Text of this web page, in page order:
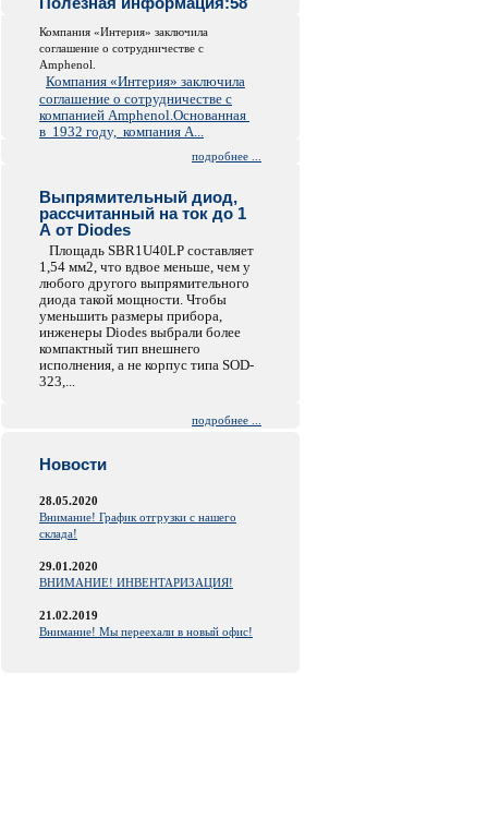
Компания «Интерия» заключила
соглашение о сотрудничестве c
Amphenol.
Компания «Интерия» заключила
соглашение о сотрудничестве с
компанией Amphenol.Основанная
в 1932 году, компания A...
подробнее ...
Выпрямительный диод,
рассчитанный на ток до 1
А от Diodes
Площадь SBR1U40LP составляет
1,54 мм2, что вдвое меньше, чем у
любого другого выпрямительного
диода такой мощности. Чтобы
уменьшить размеры прибора,
инженеры Diodes выбрали более
компактный тип внешнего
исполнения, а не корпус типа SOD-
323,...
подробнее ...
Новости
28.05.2020
Внимание! График отгрузки с нашего
склада!
29.01.2020
ВНИМАНИЕ! ИНВЕНТАРИЗАЦИЯ!
21.02.2019
Внимание! Мы переехали в новый офис!